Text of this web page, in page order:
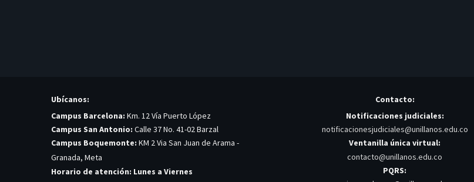
Ubícanos:
Campus Barcelona: Km. 12 Vía Puerto López
Campus San Antonio: Calle 37 No. 41-02 Barzal
Campus Boquemonte: KM 2 Via San Juan de Arama -
Granada, Meta
Horario de atención: Lunes a Viernes
Contacto:
Notificaciones judiciales:
notificacionesjudiciales@unillanos.edu.co
Ventanilla única virtual:
contacto@unillanos.edu.co
PQRS: